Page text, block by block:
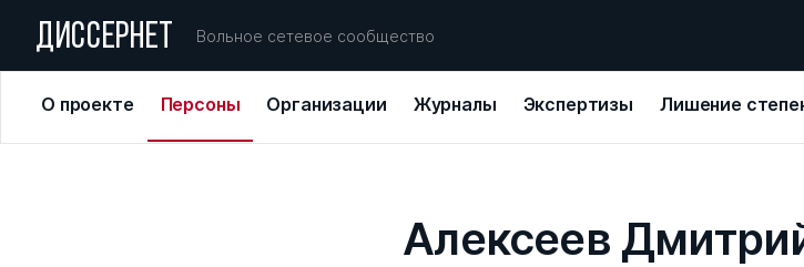
ДИССЕРНЕТ Вольное сетевое сообщество
О проекте Персоны Организации Журналы Экспертизы Лишение
Алексеев